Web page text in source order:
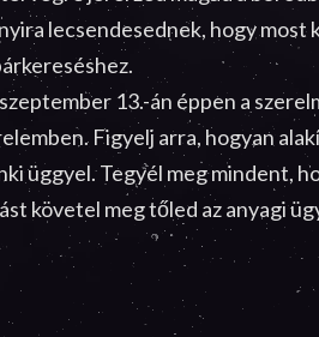
lecsendesednek, hogy most
13.-án éppen a
Figyelj arra, hogyan
üggyel. Tegyél meg mindent,
követel meg tőled az anyagi